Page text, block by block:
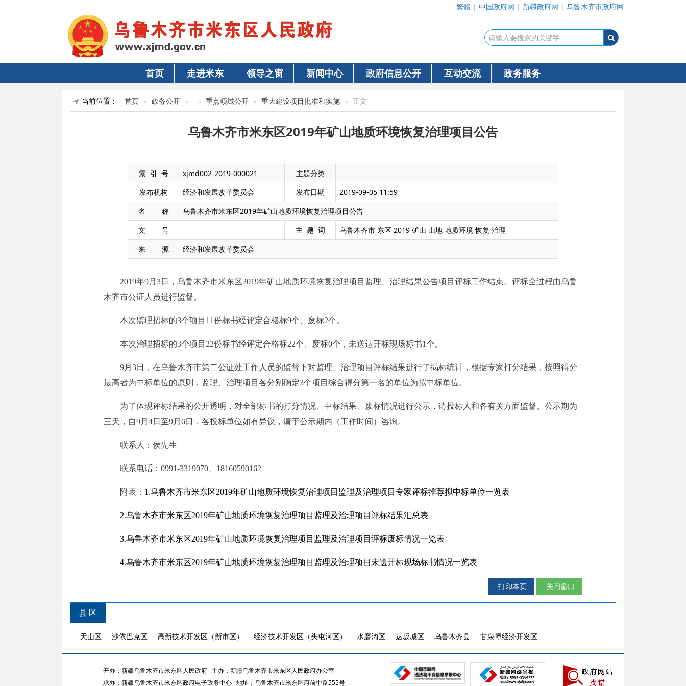
繁體 | 中国政府网 | 新疆政府网 | 乌鲁木齐市政府网
首页 走进米东 领导之窗 新闻中心 政府信息公开 互动交流 政务服务
当前位置： 首页 政务公开 重点领域公开 重大建设项目批准和实施 正文
乌鲁木齐市米东区2019年矿山地质环境恢复治理项目公告
索 引 号 xjmd002-2019-000021
主题分类
发布机构
经济和发展改革委员会 发布日期
2019-09-05 11:59
名 称
乌鲁木齐市米东区2019年矿山地质环境恢复治理项目公告
文 号
主 题 词
乌鲁木齐市 东区 2019 矿山 山地 地质环境 恢复 治理
来 源
经济和发展改革委员会
2019年9月3日，乌鲁木齐市米东区2019年矿山地质环境恢复治理项目监理、治理结果公告项目评标工作结束。评标全过程由乌鲁
木齐市公证人员进行监督。
本次监理招标的3个项目11份标书经评定合格标9个、废标2个。
本次治理招标的3个项目22份标书经评定合格标22个、废标0个，未送达开标现场标书1个。
9月3日，在乌鲁木齐市第二公证处工作人员的监督下对监理、治理项目评标结果进行了揭标统计，根据专家打分结果，按照得分
最高者为中标单位的原则，监理、治理项目各分别确定3个项目综合得分第一名的单位为拟中标单位。
为了体现评标结果的公开透明，对全部标书的打分情况、中标结果、废标情况进行公示，请投标人和各有关方面监督。公示期为
三天，自9月4日至9月6日，各投标单位如有异议，请于公示期内（工作时间）咨询。
联系人：侯先生
联系电话：0991-3319070、18160590162
附表： 1.乌鲁木齐市米东区2019年矿山地质环境恢复治理项目监理及治理项目专家评标推荐拟中标单位一览表
2.乌鲁木齐市米东区2019年矿山地质环境恢复治理项目监理及治理项目评标结果汇总表
3.乌鲁木齐市米东区2019年矿山地质环境恢复治理项目监理及治理项目评标废标情况一览表
4.乌鲁木齐市米东区2019年矿山地质环境恢复治理项目监理及治理项目未送开标现场标书情况一览表
打印本页 关闭窗口
县 区
天山区 沙依巴克区 高新技术开发区（新市区） 经济技术开发区（头屯河区） 水磨沟区 达坂城区 乌鲁木齐县 甘泉堡经济开发区
开办：新疆乌鲁木齐市米东区人民政府 主办：新疆乌鲁木齐市米东区人民政府办公室
承办：新疆乌鲁木齐市米东区政府电子政务中心 地址：乌鲁木齐市米东区府前中路555号